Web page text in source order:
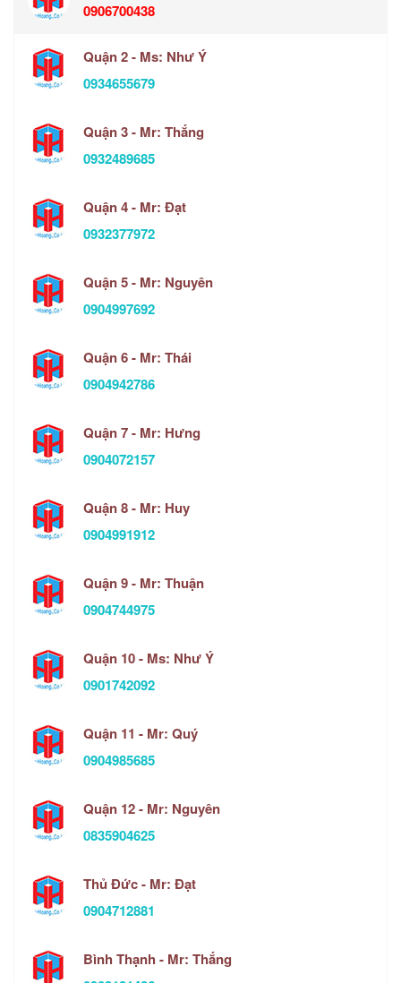
0906700438
Quận 2 - Ms: Như Ý
0934655679
Quận 3 - Mr: Thắng
0932489685
Quận 4 - Mr: Đạt
0932377972
Quận 5 - Mr: Nguyên
0904997692
Quận 6 - Mr: Thái
0904942786
Quận 7 - Mr: Hưng
0904072157
Quận 8 - Mr: Huy
0904991912
Quận 9 - Mr: Thuận
0904744975
Quận 10 - Ms: Như Ý
0901742092
Quận 11 - Mr: Quý
0904985685
Quận 12 - Mr: Nguyên
0835904625
Thủ Đức - Mr: Đạt
0904712881
Bình Thạnh - Mr: Thắng